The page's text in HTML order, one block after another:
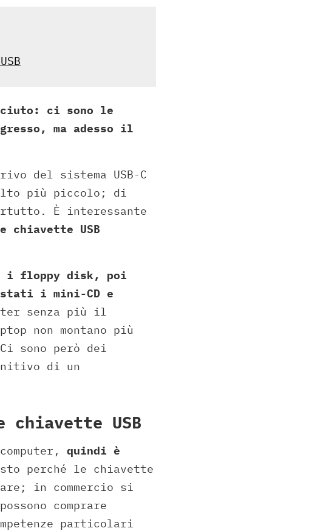
ci sono le
ma adesso il
del sistema USB-C
più piccolo; di
È interessante
chiavette USB
i floppy disk, poi
i mini-CD e
senza più il
non montano più
sono però dei
di un
chiavette USB
quindi è
perché le chiavette
in commercio si
comprare
particolari